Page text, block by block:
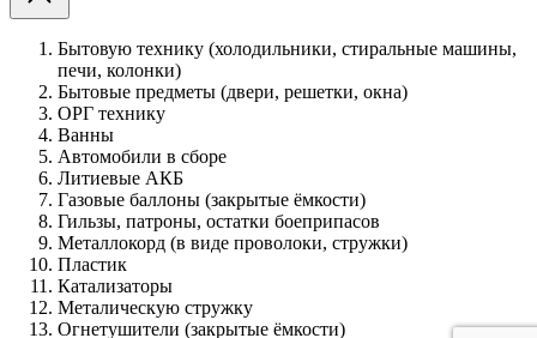
Бытовую технику (холодильники, стиральные машины,
печи, колонки)
Бытовые предметы (двери, решетки, окна)
ОРГ технику
Ванны
Автомобили в сборе
Литиевые АКБ
Газовые баллоны (закрытые ёмкости)
Гильзы, патроны, остатки боеприпасов
Металлокорд (в виде проволоки, стружки)
Пластик
Катализаторы
Металическую стружку
Огнетушители (закрытые ёмкости)